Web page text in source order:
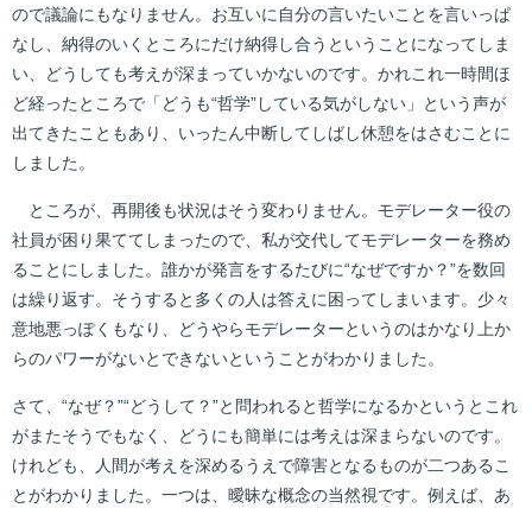
ので議論にもなりません。お互いに自分の言いたいことを言いっぱ
なし、納得のいくところにだけ納得し合うということになってしま
い、どうしても考えが深まっていかないのです。かれこれ一時間ほ
ど経ったところで「どうも“哲学”している気がしない」という声が
出てきたこともあり、いったん中断してしばし休憩をはさむことに
しました。
ところが、再開後も状況はそう変わりません。モデレーター役の
社員が困り果ててしまったので、私が交代してモデレーターを務め
ることにしました。誰かが発言をするたびに“なぜですか？”を数回
は繰り返す。そうすると多くの人は答えに困ってしまいます。少々
意地悪っぽくもなり、どうやらモデレーターというのはかなり上か
らのパワーがないとできないということがわかりました。
さて、“なぜ？”“どうして？”と問われると哲学になるかというとこれ
がまたそうでもなく、どうにも簡単には考えは深まらないのです。
けれども、人間が考えを深めるうえで障害となるものが二つあるこ
とがわかりました。一つは、曖昧な概念の当然視です。例えば、あ